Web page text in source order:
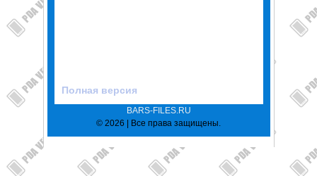
Полная версия
BARS-FILES.RU
© 2026 | Все права защищены.